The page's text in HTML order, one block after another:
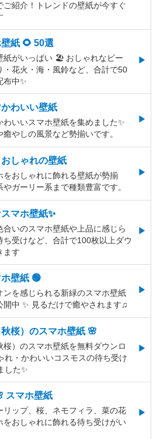
ご紹介！トレンドの壁紙が今すぐ
紙 🌻 50選
紙がいっぱい 🏖 おしゃれなビー
・花火・海・風鈴など、合計で50
布中✨
わいい壁紙
わいいスマホ壁紙を集めました✨
やしの風景など勢揃いです。
しゃれの壁紙
をおしゃれに飾れる壁紙が勢揃
やガーリー系まで種類豊富です。
マホ壁紙✨
合いのスマホ壁紙や上品に感じら
ち受けなど、合計で100枚以上ダウ
ます
壁紙 🟢
ンを感じられる新緑のスマホ壁紙
開中 ✨ 見るだけで癒やされます♫
桜）のスマホ壁紙 🌸
桜）のスマホ壁紙を無料ダウンロ
れ・かわいいコスモスの待ち受け
した✨️
スマホ壁紙
リップ、桜、ネモフィラ、菜の花
をおしゃれに飾れる待ち受けがい